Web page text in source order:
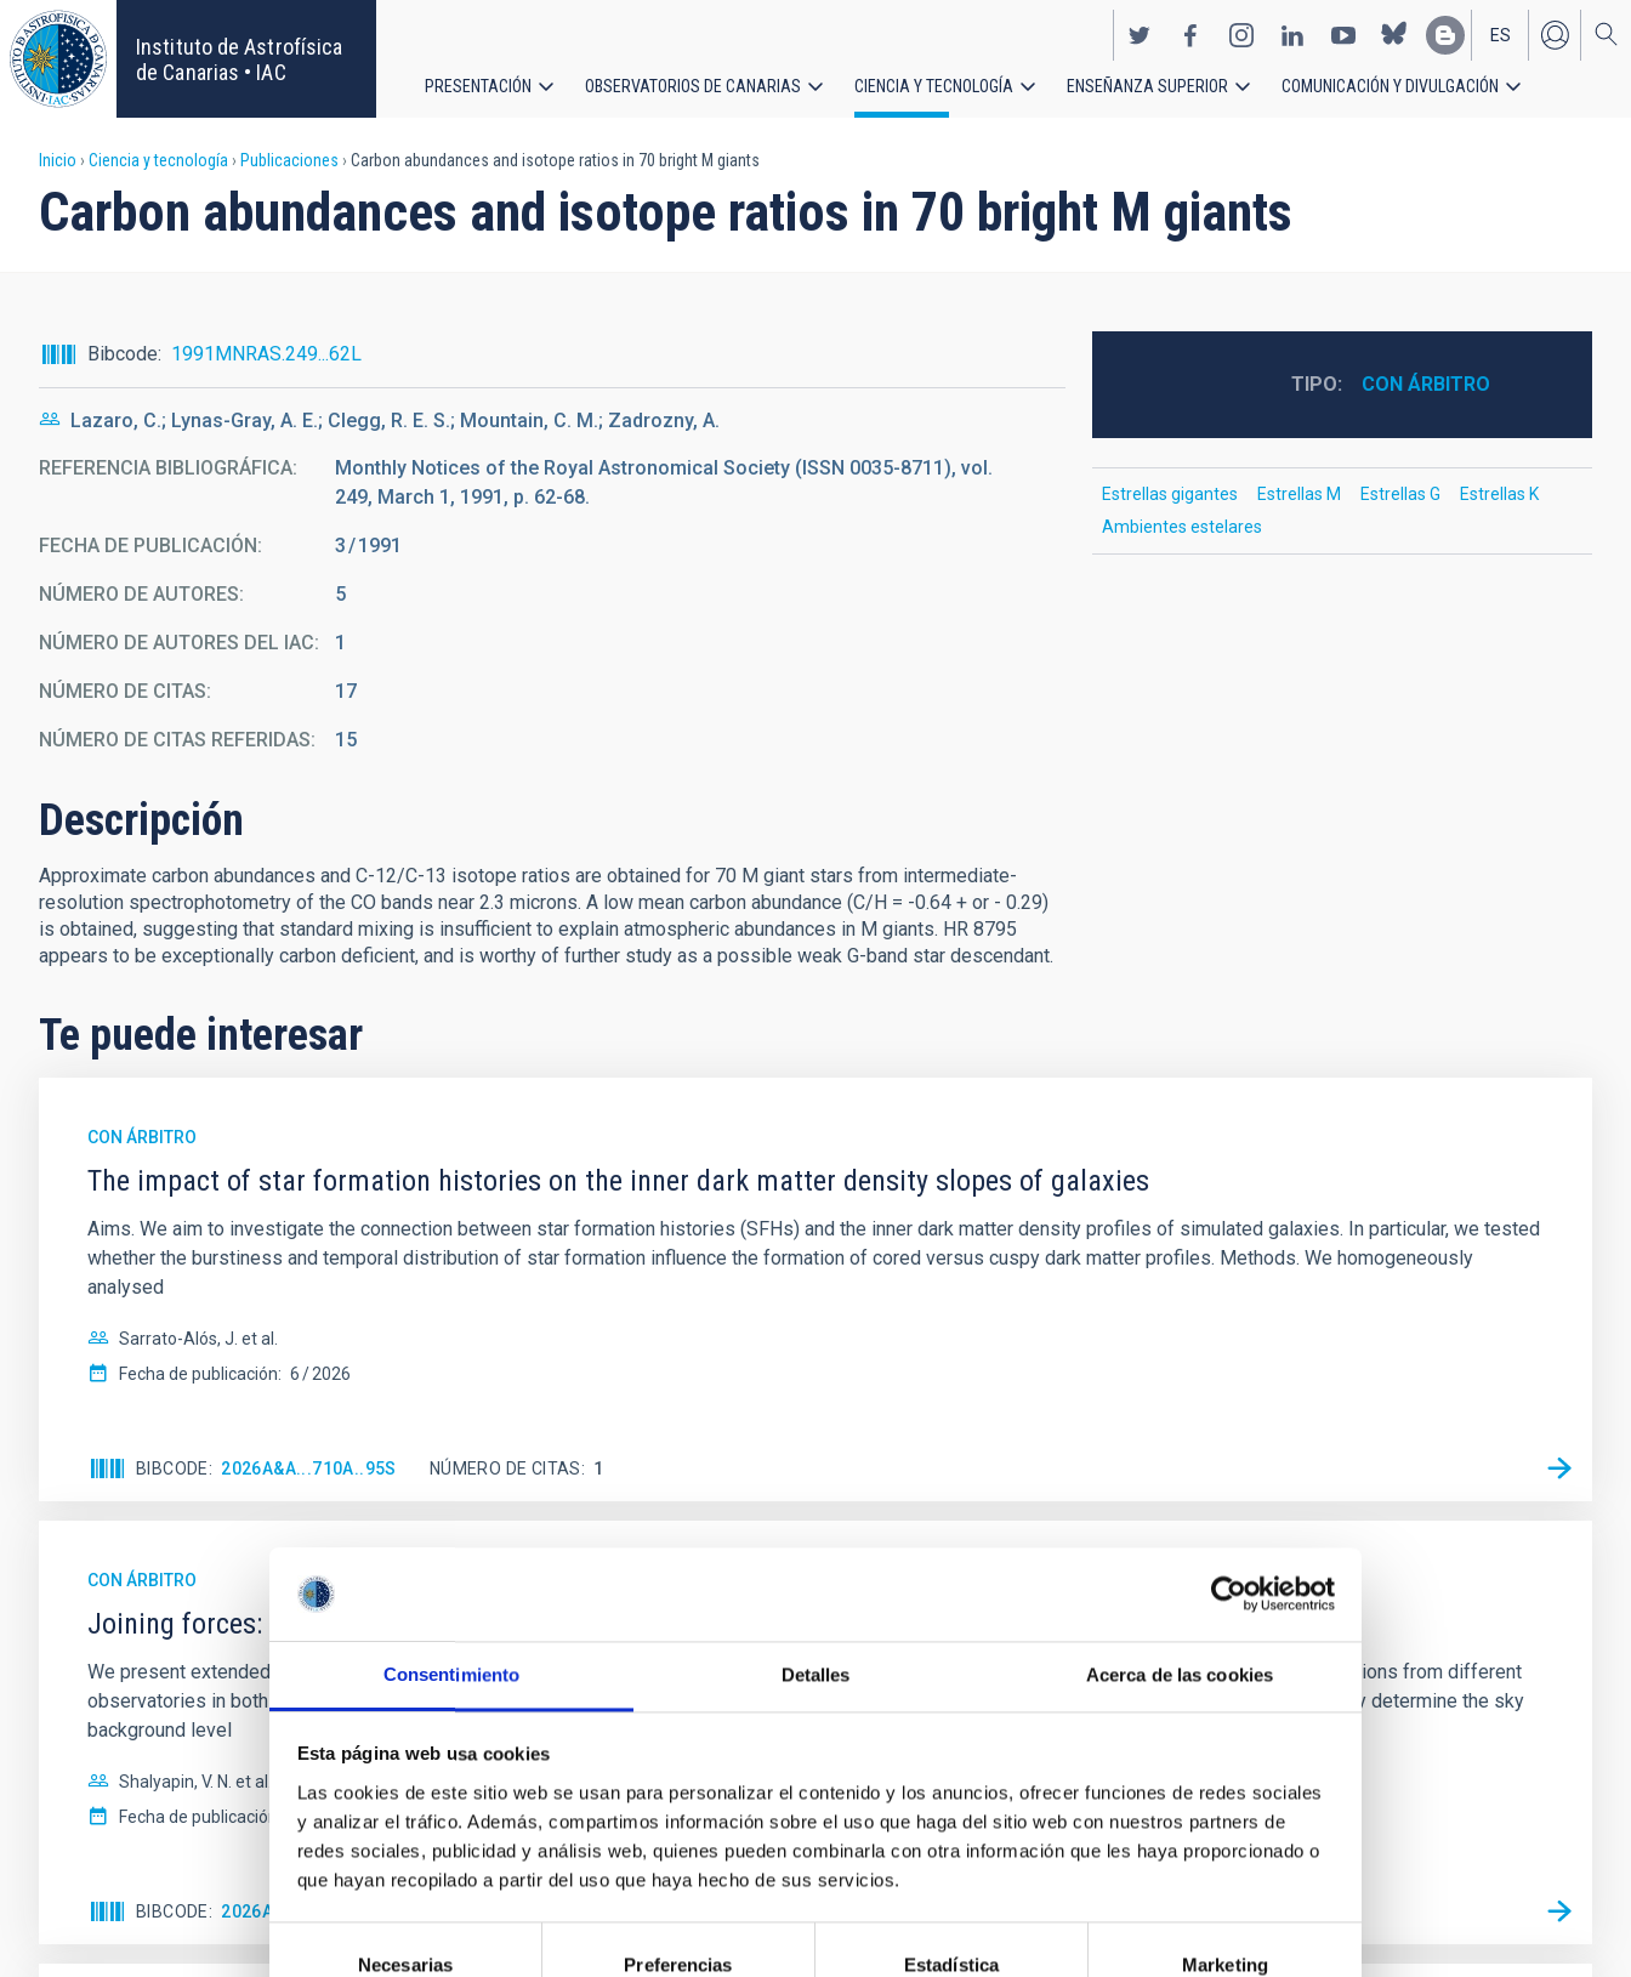
Consentimiento Detalles Acerca de las cookies
Esta página web usa cookies
Las cookies de este sitio web se usan para personalizar el contenido y los anuncios, ofrecer funciones de redes sociales
y analizar el tráfico. Además, compartimos información sobre el uso que haga del sitio web con nuestros partners de
redes sociales, publicidad y análisis web, quienes pueden combinarla con otra información que les haya proporcionado o
que hayan recopilado a partir del uso que haya hecho de sus servicios.
Necesarias Preferencias Estadística Marketing
Pasar
al
contenido
principal
Instituto de Astrofísica
de Canarias • IAC
EN
ES
principal
PRESENTACIÓN OBSERVATORIOS DE CANARIAS CIENCIA Y TECNOLOGÍA ENSEÑANZA SUPERIOR COMUNICACIÓN Y DIVULGACIÓN
Sobrescribir
enlaces
ayuda
a
la
Inicio Ciencia y tecnología Publicaciones Carbon abundances and isotope ratios in 70 bright M giants
Carbon abundances and isotope ratios in 70 bright M giants
Bibcode 1991MNRAS.249...62L
Lazaro, C.; Lynas-Gray, A. E.; Clegg, R. E. S.; Mountain, C. M.; Zadrozny, A.
REFERENCIA BIBLIOGRÁFICA
Monthly Notices of the Royal Astronomical Society (ISSN 0035-8711), vol.
249, March 1, 1991, p. 62-68.
FECHA DE PUBLICACIÓN: 3 1991
NÚMERO DE AUTORES 5
NÚMERO DE AUTORES DEL IAC 1
NÚMERO DE CITAS 17
NÚMERO DE CITAS REFERIDAS 15
Descripción
Approximate carbon abundances and C-12/C-13 isotope ratios are obtained for 70 M giant stars from intermediate-
resolution spectrophotometry of the CO bands near 2.3 microns. A low mean carbon abundance (C/H = -0.64 + or - 0.29)
is obtained, suggesting that standard mixing is insufficient to explain atmospheric abundances in M giants. HR 8795
appears to be exceptionally carbon deficient, and is worthy of further study as a possible weak G-band star descendant.
TIPO CON ÁRBITRO
Estrellas gigantes Estrellas M Estrellas G
Estrellas K
Ambientes estelares
Te puede interesar
CON ÁRBITRO
The impact of star formation histories on the inner dark matter density slopes of galaxies
Aims. We aim to investigate the connection between star formation histories (SFHs) and the inner dark matter density profiles of simulated galaxies. In particular, we tested
whether the burstiness and temporal distribution of star formation influence the formation of cored versus cuspy dark matter profiles. Methods. We homogeneously
analysed
Sarrato-Alós, J. et al.
Fecha de publicación: 6 2026
BIBCODE 2026A&A...710A..95S NÚMERO DE CITAS 1
CON ÁRBITRO
Joining forces: 30 years of optical monitoring of the Einstein Cross
We present extended optical monitoring of the quadruply-imaged gravitationally lensed quasar QSO 2237+0305, the Einstein Cross, including observations from different
observatories in both hemispheres and using a new photometric technique. This technique uses a region far enough from the lens system to accurately determine the sky
background level
Shalyapin, V. N. et al.
Fecha de publicación:
6 2026
BIBCODE 2026A&A...710A..70S